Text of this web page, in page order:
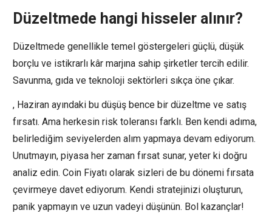
Düzeltmede hangi hisseler alınır?
Düzeltmede genellikle temel göstergeleri güçlü, düşük
borçlu ve istikrarlı kâr marjına sahip şirketler tercih edilir.
Savunma, gıda ve teknoloji sektörleri sıkça öne çıkar.
, Haziran ayındaki bu düşüş bence bir düzeltme ve satış
fırsatı. Ama herkesin risk toleransı farklı. Ben kendi adıma,
belirlediğim seviyelerden alım yapmaya devam ediyorum.
Unutmayın, piyasa her zaman fırsat sunar, yeter ki doğru
analiz edin. Coin Fiyatı olarak sizleri de bu dönemi fırsata
çevirmeye davet ediyorum. Kendi stratejinizi oluşturun,
panik yapmayın ve uzun vadeyi düşünün. Bol kazançlar!